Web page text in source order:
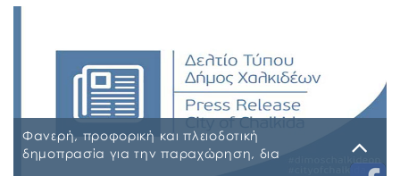
ΑΣΦΑΛΕΙΕΣ 2026-2027 09-07-2026_signed
ΠΑΡΑΡΤΗΜΑ Α’ ΜΕΛΕΤΗ ΑΣΦΑΛΕΙΕΣ ΕΠΕΞΕΡΓΑΣΙΜΗ
2026-2027 09-07-2026 ΠΑΡΑΡΤΗΜΑ Β ΕΕΕΣ PDF_signed
ΠΕΡΙΛΗΨΗ ΔΙΑΚΗΡΥΞΗΣ ΑΣΦΑΛΕΙΕΣ_signed
Φανερή, προφορική και πλειοδοτική
δημοπρασία για την παραχώρηση, δια